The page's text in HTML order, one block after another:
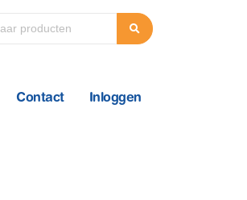
Contact Inloggen